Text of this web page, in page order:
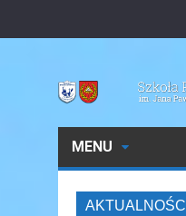
MENU
AKTUALNOŚCI